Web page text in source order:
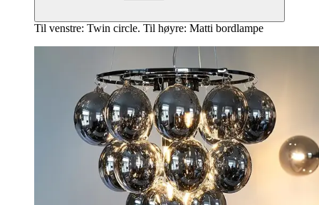
Til venstre: Twin circle. Til høyre: Matti bordlampe